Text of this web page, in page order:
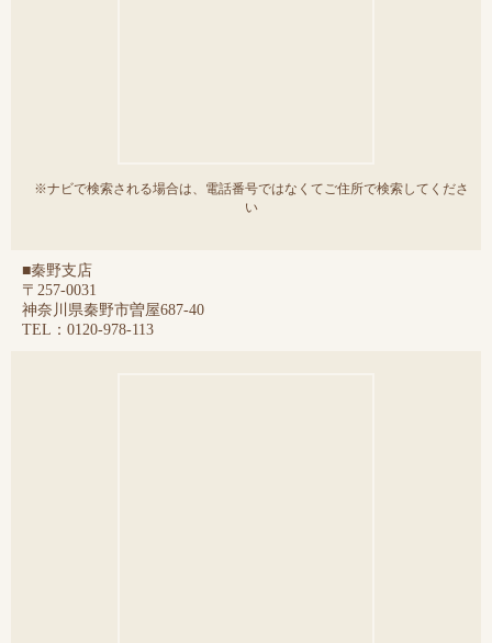
※ナビで検索される場合は、電話番号ではなくてご住所で検索してくださ
い
■秦野支店
〒257-0031
神奈川県秦野市曽屋687-40
TEL：0120-978-113